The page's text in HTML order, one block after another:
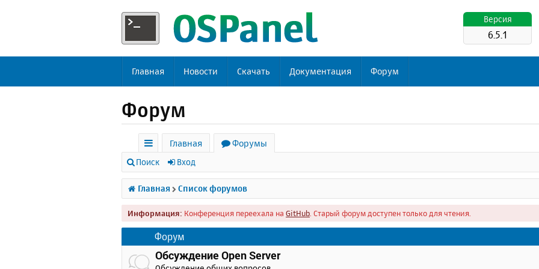
Версия
6.5.1
Главная Новости Скачать Документация Форум
Форум
с
ы
л
к
Главная
Форумы
Поиск Вход
Главная Список форумов
Информация: Конференция переехала на GitHub . Старый форум доступен только для чтения.
Форум
Обсуждение Open Server